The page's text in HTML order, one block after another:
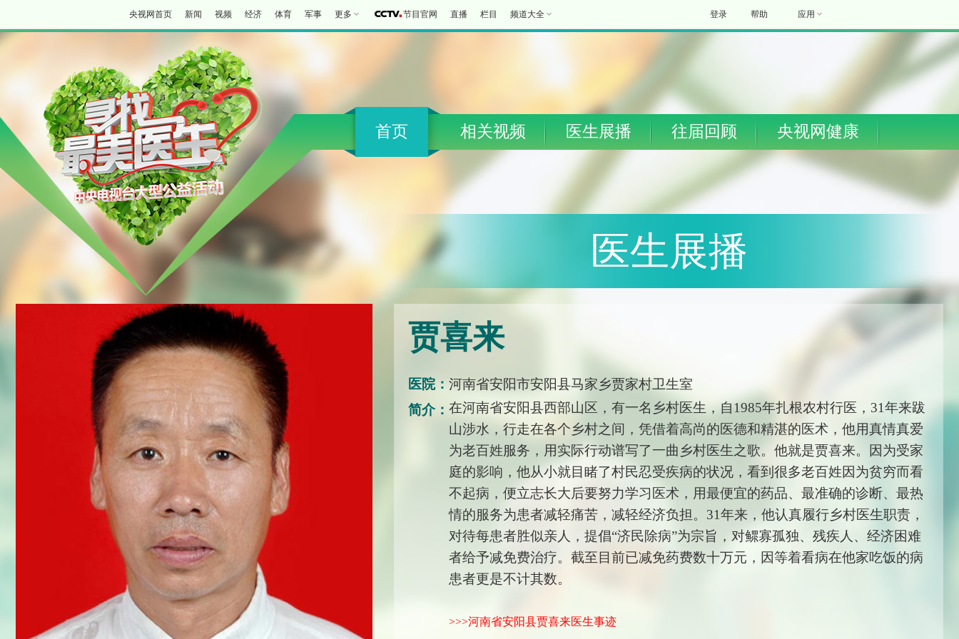
央视网首页 新闻 视频 经济 体育 军事 更多 节目官网 直播 栏目 频道大全 帮助 应用
登录
首页 相关视频 医生展播 往届回顾 央视网健康
医生展播
贾喜来
医院： 河南省安阳市安阳县马家乡贾家村卫生室
简介： 在河南省安阳县西部山区，有一名乡村医生，自1985年扎根农村行医，31年来跋
山涉水，行走在各个乡村之间，凭借着高尚的医德和精湛的医术，他用真情真爱
为老百姓服务，用实际行动谱写了一曲乡村医生之歌。他就是贾喜来。因为受家
庭的影响，他从小就目睹了村民忍受疾病的状况，看到很多老百姓因为贫穷而看
不起病，便立志长大后要努力学习医术，用最便宜的药品、最准确的诊断、最热
情的服务为患者减轻痛苦，减轻经济负担。31年来，他认真履行乡村医生职责，
对待每患者胜似亲人，提倡“济民除病”为宗旨，对鳏寡孤独、残疾人、经济困难
者给予减免费治疗。截至目前已减免药费数十万元，因等着看病在他家吃饭的病
患者更是不计其数。
>>>河南省安阳县贾喜来医生事迹